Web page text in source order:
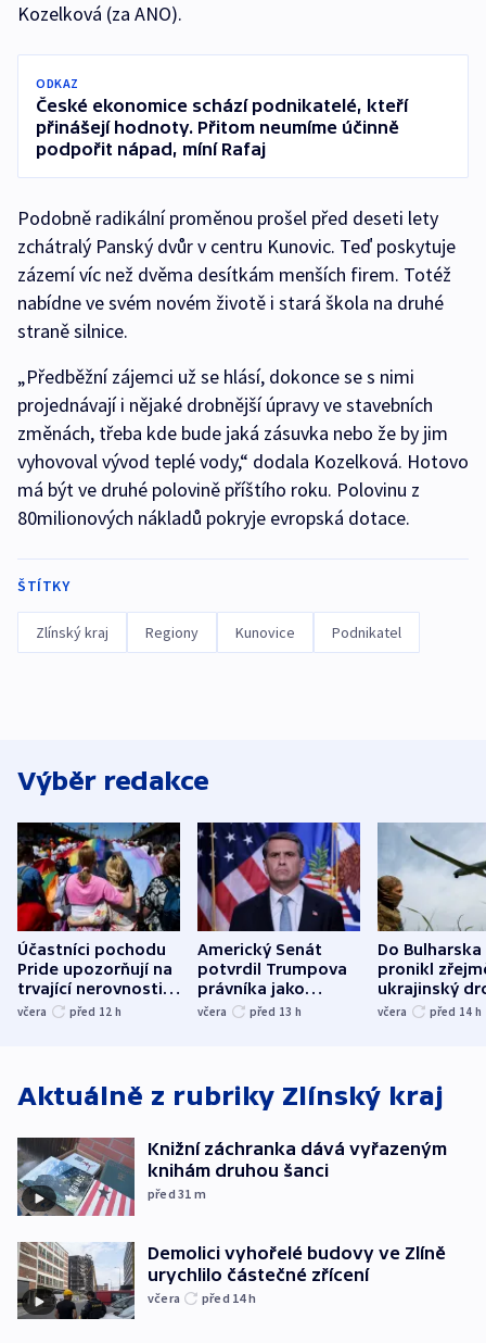
Kozelková (za ANO).
ODKAZ
České ekonomice schází podnikatelé, kteří
přinášejí hodnoty. Přitom neumíme účinně
podpořit nápad, míní Rafaj
Podobně radikální proměnou prošel před deseti lety
zchátralý Panský dvůr v centru Kunovic. Teď poskytuje
zázemí víc než dvěma desítkám menších firem. Totéž
nabídne ve svém novém životě i stará škola na druhé
straně silnice.
„Předběžní zájemci už se hlásí, dokonce se s nimi
projednávají i nějaké drobnější úpravy ve stavebních
změnách, třeba kde bude jaká zásuvka nebo že by jim
vyhovoval vývod teplé vody,“ dodala Kozelková. Hotovo
má být ve druhé polovině příštího roku. Polovinu z
80milionových nákladů pokryje evropská dotace.
ŠTÍTKY
Zlínský kraj Regiony Kunovice Podnikatel
Výběr redakce
Účastníci pochodu
Pride upozorňují na
trvající nerovnosti i
společenskou
včera před 12 h
Americký Senát
potvrdil Trumpova
právníka jako
ministra
včera před 13 h
Do Bulharska
pronikl
ukrajinský
explodoval
včera před 14 h
Aktuálně z rubriky Zlínský kraj
Knižní záchranka dává vyřazeným
knihám druhou šanci
před 31 m
Demolici vyhořelé budovy ve Zlíně
urychlilo částečné zřícení
včera před 14h